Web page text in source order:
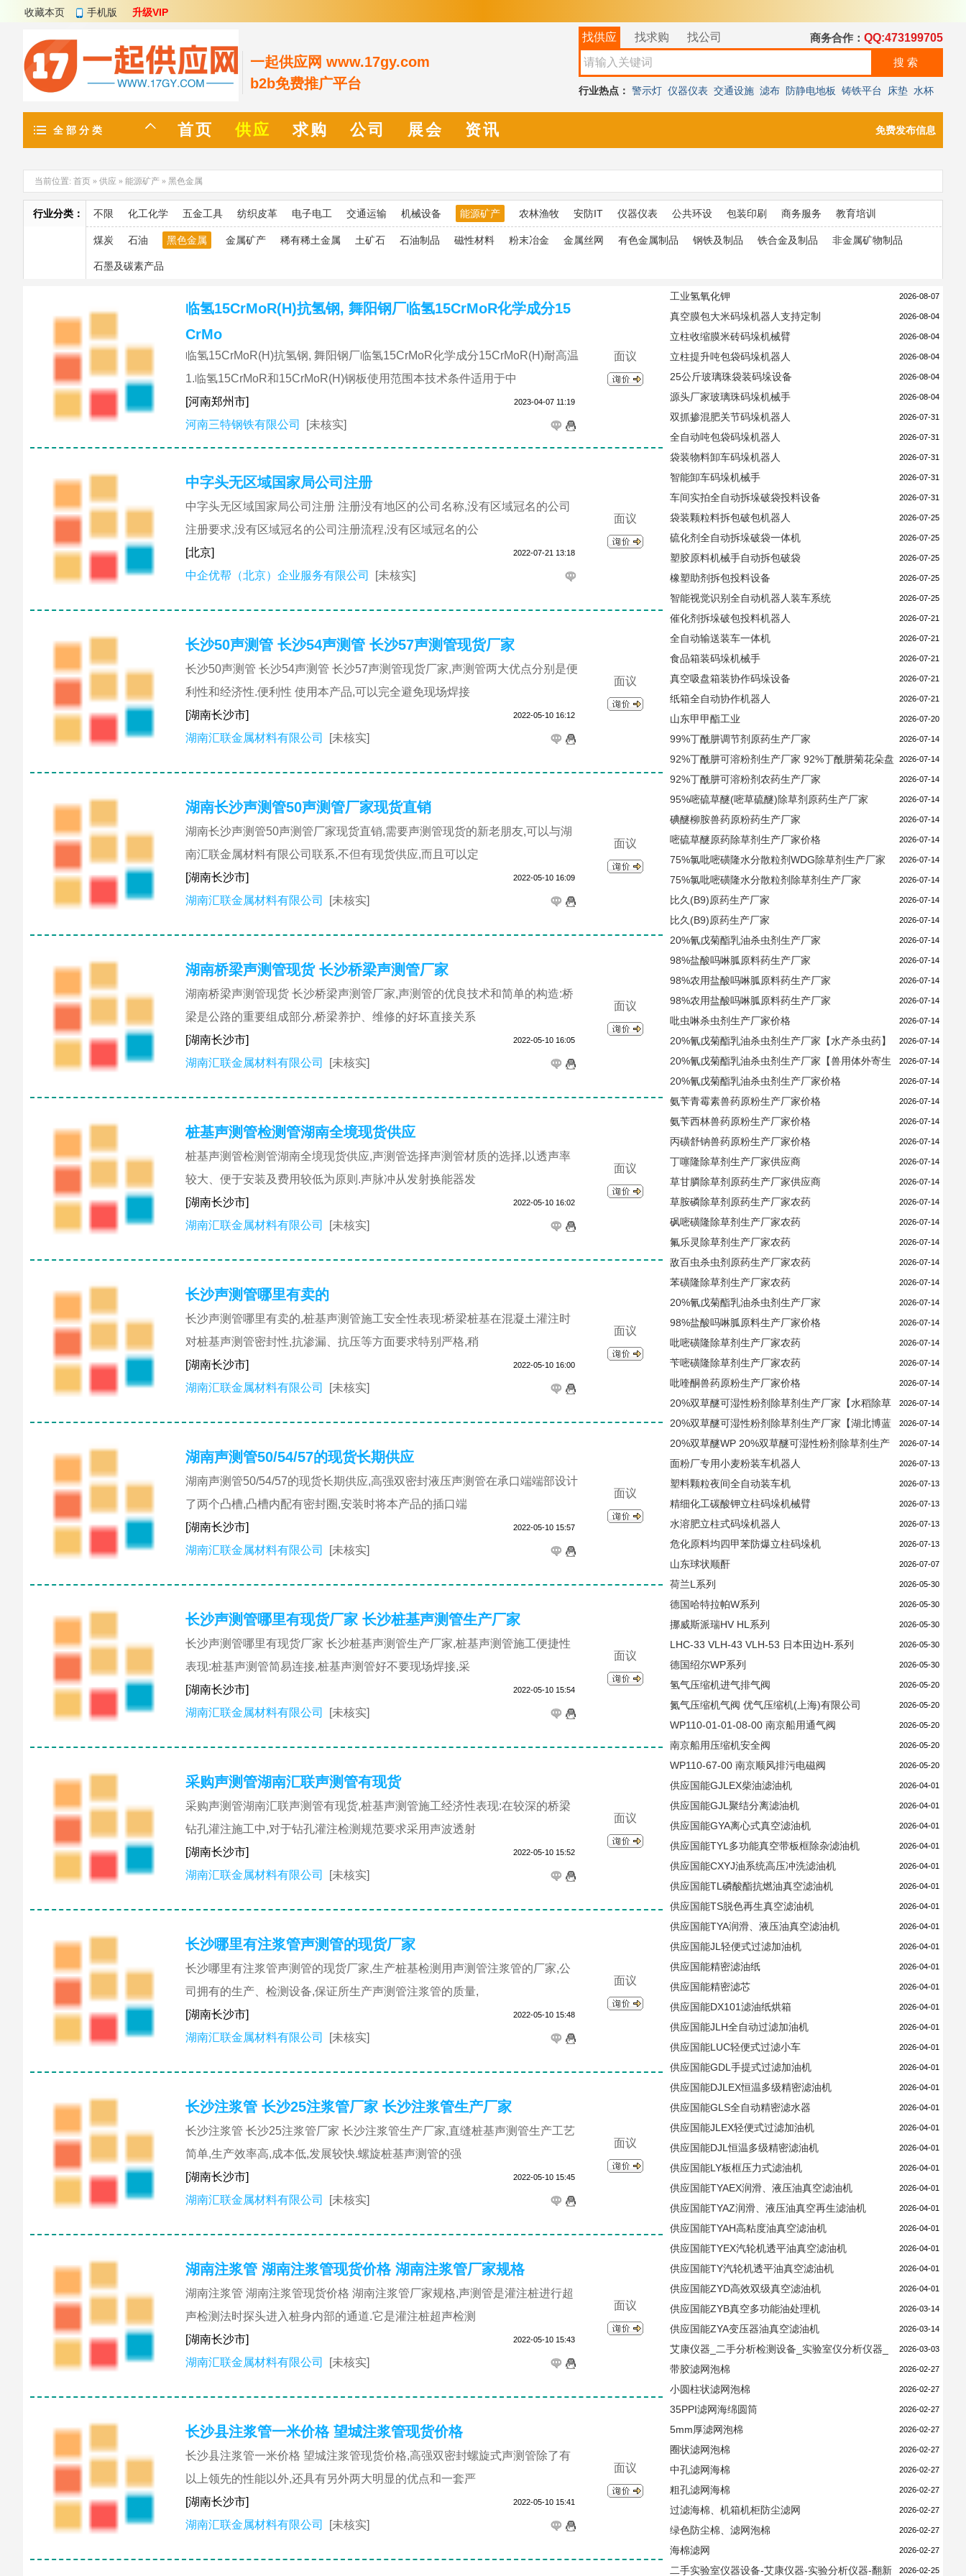
收藏本页 手机版 升级VIP
一起供应网 www.17gy.com
b2b免费推广平台
商务合作： QQ:473199705
找供应 找求购 找公司
行业热点： 警示灯 仪器仪表 交通设施 滤布 防静电地板 铸铁平台 床垫 水杯
保温杯 毛刷
全 部 分 类
首页 供应 求购 公司 展会 资讯 免费发布信息
当前位置: 首页 » 供应 » 能源矿产 » 黑色金属
行业分类： 不限 化工化学 五金工具 纺织皮革 电子电工 交通运输 机械设备 能源矿产 农林渔牧 安防IT 仪器仪表 公共环设 包装印刷 商务服务 教育培训
煤炭 石油 黑色金属 金属矿产 稀有稀土金属 土矿石 石油制品 磁性材料 粉末冶金 金属丝网 有色金属制品 钢铁及制品 铁合金及制品 非金属矿物制品
石墨及碳素产品
临氢15CrMoR(H)抗氢钢, 舞阳钢厂临氢15CrMoR化学成分15
CrMo
临氢15CrMoR(H)抗氢钢, 舞阳钢厂临氢15CrMoR化学成分15CrMoR(H)耐高温
1.临氢15CrMoR和15CrMoR(H)钢板使用范围本技术条件适用于中
2023-04-07 11:19
[河南郑州市]
河南三特钢铁有限公司
[未核实]
面议
中字头无区域国家局公司注册
中字头无区域国家局公司注册 注册没有地区的公司名称,没有区域冠名的公司
注册要求,没有区域冠名的公司注册流程,没有区域冠名的公
2022-07-21 13:18
[北京]
中企优帮（北京）企业服务有限公司
[未核实]
面议
长沙50声测管 长沙54声测管 长沙57声测管现货厂家
长沙50声测管 长沙54声测管 长沙57声测管现货厂家,声测管两大优点分别是便
利性和经济性.便利性 使用本产品,可以完全避免现场焊接
2022-05-10 16:12
[湖南长沙市]
湖南汇联金属材料有限公司
[未核实]
面议
湖南长沙声测管50声测管厂家现货直销
湖南长沙声测管50声测管厂家现货直销,需要声测管现货的新老朋友,可以与湖
南汇联金属材料有限公司联系,不但有现货供应,而且可以定
2022-05-10 16:09
[湖南长沙市]
湖南汇联金属材料有限公司
[未核实]
面议
湖南桥梁声测管现货 长沙桥梁声测管厂家
湖南桥梁声测管现货 长沙桥梁声测管厂家,声测管的优良技术和简单的构造:桥
梁是公路的重要组成部分,桥梁养护、维修的好坏直接关系
2022-05-10 16:05
[湖南长沙市]
湖南汇联金属材料有限公司
[未核实]
面议
桩基声测管检测管湖南全境现货供应
桩基声测管检测管湖南全境现货供应,声测管选择声测管材质的选择,以透声率
较大、便于安装及费用较低为原则.声脉冲从发射换能器发
2022-05-10 16:02
[湖南长沙市]
湖南汇联金属材料有限公司
[未核实]
面议
长沙声测管哪里有卖的
长沙声测管哪里有卖的,桩基声测管施工安全性表现:桥梁桩基在混凝土灌注时
对桩基声测管密封性,抗渗漏、抗压等方面要求特别严格,稍
2022-05-10 16:00
[湖南长沙市]
湖南汇联金属材料有限公司
[未核实]
面议
湖南声测管50/54/57的现货长期供应
湖南声测管50/54/57的现货长期供应,高强双密封液压声测管在承口端端部设计
了两个凸槽,凸槽内配有密封圈,安装时将本产品的插口端
2022-05-10 15:57
[湖南长沙市]
湖南汇联金属材料有限公司
[未核实]
面议
长沙声测管哪里有现货厂家 长沙桩基声测管生产厂家
长沙声测管哪里有现货厂家 长沙桩基声测管生产厂家,桩基声测管施工便捷性
表现:桩基声测管简易连接,桩基声测管好不要现场焊接,采
2022-05-10 15:54
[湖南长沙市]
湖南汇联金属材料有限公司
[未核实]
面议
采购声测管湖南汇联声测管有现货
采购声测管湖南汇联声测管有现货,桩基声测管施工经济性表现:在较深的桥梁
钻孔灌注施工中,对于钻孔灌注检测规范要求采用声波透射
2022-05-10 15:52
[湖南长沙市]
湖南汇联金属材料有限公司
[未核实]
面议
长沙哪里有注浆管声测管的现货厂家
长沙哪里有注浆管声测管的现货厂家,生产桩基检测用声测管注浆管的厂家,公
司拥有的生产、检测设备,保证所生产声测管注浆管的质量,
2022-05-10 15:48
[湖南长沙市]
湖南汇联金属材料有限公司
[未核实]
面议
长沙注浆管 长沙25注浆管厂家 长沙注浆管生产厂家
长沙注浆管 长沙25注浆管厂家 长沙注浆管生产厂家,直缝桩基声测管生产工艺
简单,生产效率高,成本低,发展较快.螺旋桩基声测管的强
2022-05-10 15:45
[湖南长沙市]
湖南汇联金属材料有限公司
[未核实]
面议
湖南注浆管 湖南注浆管现货价格 湖南注浆管厂家规格
湖南注浆管 湖南注浆管现货价格 湖南注浆管厂家规格,声测管是灌注桩进行超
声检测法时探头进入桩身内部的通道.它是灌注桩超声检测
2022-05-10 15:43
[湖南长沙市]
湖南汇联金属材料有限公司
[未核实]
面议
长沙县注浆管一米价格 望城注浆管现货价格
长沙县注浆管一米价格 望城注浆管现货价格,高强双密封螺旋式声测管除了有
以上领先的性能以外,还具有另外两大明显的优点和一套严
2022-05-10 15:41
[湖南长沙市]
湖南汇联金属材料有限公司
[未核实]
面议
2026-08-07
工业氢氧化钾
2026-08-04
真空膜包大米码垛机器人支持定制
2026-08-04
立柱收缩膜米砖码垛机械臂
2026-08-04
立柱提升吨包袋码垛机器人
2026-08-04
25公斤玻璃珠袋装码垛设备
2026-08-04
源头厂家玻璃珠码垛机械手
2026-07-31
双抓掺混肥关节码垛机器人
2026-07-31
全自动吨包袋码垛机器人
2026-07-31
袋装物料卸车码垛机器人
2026-07-31
智能卸车码垛机械手
2026-07-31
车间实拍全自动拆垛破袋投料设备
2026-07-25
袋装颗粒料拆包破包机器人
2026-07-25
硫化剂全自动拆垛破袋一体机
2026-07-25
塑胶原料机械手自动拆包破袋
2026-07-25
橡塑助剂拆包投料设备
2026-07-25
智能视觉识别全自动机器人装车系统
2026-07-21
催化剂拆垛破包投料机器人
2026-07-21
全自动输送装车一体机
2026-07-21
食品箱装码垛机械手
2026-07-21
真空吸盘箱装协作码垛设备
2026-07-21
纸箱全自动协作机器人
2026-07-20
山东甲甲酯工业
2026-07-14
99%丁酰肼调节剂原药生产厂家
2026-07-14
92%丁酰肼可溶粉剂生产厂家 92%丁酰肼菊花朵盘
增大调节剂
2026-07-14
92%丁酰肼可溶粉剂农药生产厂家
2026-07-14
95%嘧硫草醚(嘧草硫醚)除草剂原药生产厂家
2026-07-14
碘醚柳胺兽药原粉药生产厂家
2026-07-14
​嘧硫草醚原药除草剂生产厂家价格
2026-07-14
75%氯吡嘧磺隆水分散粒剂WDG除草剂生产厂家
2026-07-14
75%氯吡嘧磺隆水分散粒剂除草剂生产厂家
2026-07-14
比久(B9)原药生产厂家
2026-07-14
比久(B9)原药生产厂家
2026-07-14
20%氰戊菊酯乳油杀虫剂生产厂家
2026-07-14
98%盐酸吗啉胍原料药生产厂家
2026-07-14
98%农用盐酸吗啉胍原料药生产厂家
2026-07-14
98%农用盐酸吗啉胍原料药生产厂家
2026-07-14
吡虫啉杀虫剂生产厂家价格
2026-07-14
20%氰戊菊酯乳油杀虫剂生产厂家【水产杀虫药】
2026-07-14
20%氰戊菊酯乳油杀虫剂生产厂家【兽用体外寄生
虫杀虫药】
2026-07-14
20%氰戊菊酯乳油杀虫剂生产厂家价格
2026-07-14
氨苄青霉素兽药原粉生产厂家价格
2026-07-14
氨苄西林兽药原粉生产厂家价格
2026-07-14
丙磺舒钠兽药原粉生产厂家价格
2026-07-14
丁噻隆​除草剂生产厂家供应商
2026-07-14
草甘膦除草剂原药生产厂家供应商
2026-07-14
草胺磷除草剂原药生产厂家农药
2026-07-14
砜嘧磺隆除草剂生产厂家农药
2026-07-14
氟乐灵​除草剂生产厂家农药
2026-07-14
敌百虫杀虫剂原药生产厂家农药
2026-07-14
苯磺隆除草剂生产厂家农药
2026-07-14
20%氰戊菊酯乳油杀虫剂生产厂家
2026-07-14
98%盐酸吗啉胍原料生产厂家价格
2026-07-14
吡嘧磺隆除草剂生产厂家农药
2026-07-14
苄嘧磺隆除草剂生产厂家农药
2026-07-14
吡喹酮兽药原粉生产厂家价格
2026-07-14
20%双草醚可湿性粉剂除草剂生产厂家【水稻除草
剂农药】
2026-07-14
20%双草醚可湿性粉剂除草剂生产厂家【湖北博蓝
化工有限公司】
2026-07-14
20%双草醚WP 20%双草醚可湿性粉剂除草剂生产
厂家
2026-07-13
面粉厂专用小麦粉装车机器人
2026-07-13
塑料颗粒夜间全自动装车机
2026-07-13
精细化工碳酸钾立柱码垛机械臂
2026-07-13
水溶肥立柱式码垛机器人
2026-07-13
危化原料均四甲苯防爆立柱码垛机
2026-07-07
山东球状顺酐
2026-05-30
荷兰L系列
2026-05-30
德国哈特拉帕W系列
2026-05-30
挪威斯派瑞HV HL系列
2026-05-30
LHC-33 VLH-43 VLH-53 日本田边H-系列
2026-05-30
德国绍尔WP系列
2026-05-20
氢气压缩机进气排气阀
2026-05-20
氮气压缩机气阀 优气压缩机(上海)有限公司
2026-05-20
WP110-01-01-08-00 南京船用通气阀
2026-05-20
南京船用压缩机安全阀
2026-05-20
WP110-67-00 南京顺风排污电磁阀
2026-04-01
供应国能GJLEX柴油滤油机
2026-04-01
供应国能GJL聚结分离滤油机
2026-04-01
供应国能GYA离心式真空滤油机
2026-04-01
供应国能TYL多功能真空带板框除杂滤油机
2026-04-01
供应国能CXYJ油系统高压冲洗滤油机
2026-04-01
供应国能TL磷酸酯抗燃油真空滤油机
2026-04-01
供应国能TS脱色再生真空滤油机
2026-04-01
供应国能TYA润滑、液压油真空滤油机
2026-04-01
供应国能JL轻便式过滤加油机
2026-04-01
供应国能精密滤油纸
2026-04-01
供应国能精密滤芯
2026-04-01
供应国能DX101滤油纸烘箱
2026-04-01
供应国能JLH全自动过滤加油机
2026-04-01
供应国能LUC轻便式过滤小车
2026-04-01
供应国能GDL手提式过滤加油机
2026-04-01
供应国能DJLEX恒温多级精密滤油机
2026-04-01
供应国能GLS全自动精密滤水器
2026-04-01
供应国能JLEX轻便式过滤加油机
2026-04-01
供应国能DJL恒温多级精密滤油机
2026-04-01
供应国能LY板框压力式滤油机
2026-04-01
供应国能TYAEX润滑、液压油真空滤油机
2026-04-01
供应国能TYAZ润滑、液压油真空再生滤油机
2026-04-01
供应国能TYAH高粘度油真空滤油机
2026-04-01
供应国能TYEX汽轮机透平油真空滤油机
2026-04-01
供应国能TY汽轮机透平油真空滤油机
2026-04-01
供应国能ZYD高效双级真空滤油机
2026-03-14
供应国能ZYB真空多功能油处理机
2026-03-14
供应国能ZYA变压器油真空滤油机
2026-03-03
艾康仪器_二手分析检测设备_实验室仪分析仪器_
耗材配件
2026-02-27
带胶滤网泡棉
2026-02-27
小圆柱状滤网泡棉
2026-02-27
35PPI滤网海绵圆筒
2026-02-27
5mm厚滤网泡棉
2026-02-27
圈状滤网泡棉
2026-02-27
中孔滤网海棉
2026-02-27
粗孔滤网海棉
2026-02-27
过滤海棉、机箱机柜防尘滤网
2026-02-27
绿色防尘棉、滤网泡棉
2026-02-27
海棉滤网
2026-02-25
二手实验室仪器设备-艾康仪器-实验分析仪器-翻新